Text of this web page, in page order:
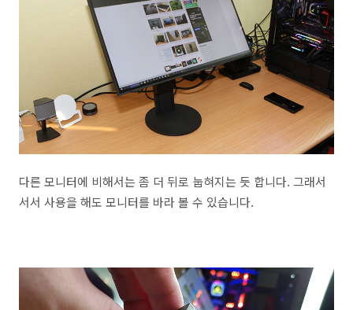
다른 모니터에 비해서는 좀 더 뒤로 눕혀지는 듯 합니다. 그래서
서서 사용을 해도 모니터를 바라 볼 수 있습니다.